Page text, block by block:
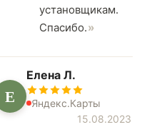
установщикам.
Спасибо.
Е
Елена Л.
Яндекс.Карты
15.08.2023